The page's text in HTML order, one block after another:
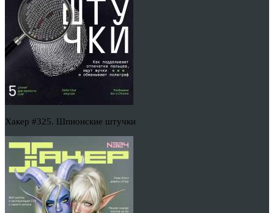
Хакер #325. Шпионские штучки